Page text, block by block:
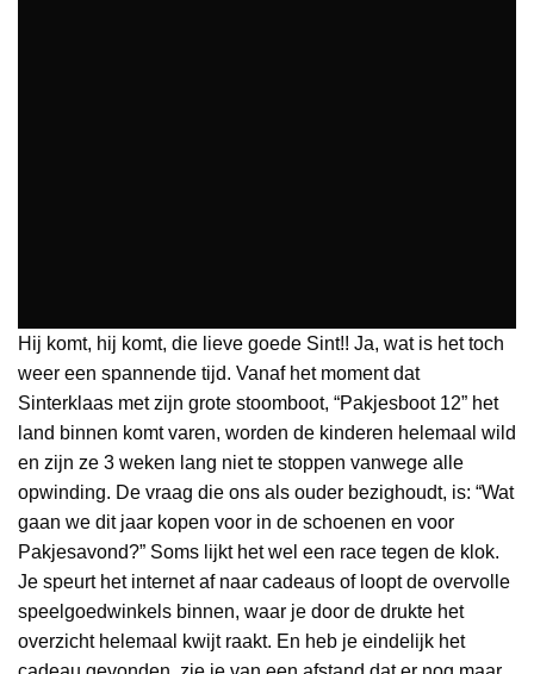
Hij komt, hij komt, die lieve goede Sint!! Ja, wat is het toch
weer een spannende tijd. Vanaf het moment dat
Sinterklaas met zijn grote stoomboot, “Pakjesboot 12” het
land binnen komt varen, worden de kinderen helemaal wild
en zijn ze 3 weken lang niet te stoppen vanwege alle
opwinding. De vraag die ons als ouder bezighoudt, is: “Wat
gaan we dit jaar kopen voor in de schoenen en voor
Pakjesavond?” Soms lijkt het wel een race tegen de klok.
Je speurt het internet af naar cadeaus of loopt de overvolle
speelgoedwinkels binnen, waar je door de drukte het
overzicht helemaal kwijt raakt. En heb je eindelijk het